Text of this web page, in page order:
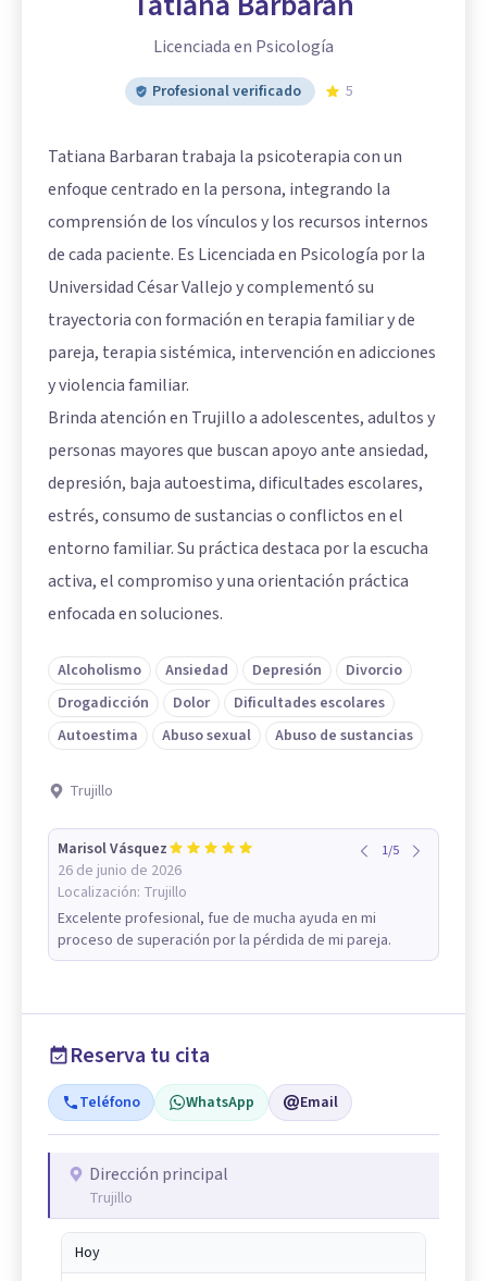
Licenciada en Psicología
Profesional verificado 5
Tatiana Barbaran trabaja la psicoterapia con un
enfoque centrado en la persona, integrando la
comprensión de los vínculos y los recursos internos
de cada paciente. Es Licenciada en Psicología por la
Universidad César Vallejo y complementó su
trayectoria con formación en terapia familiar y de
pareja, terapia sistémica, intervención en adicciones
y violencia familiar.
Brinda atención en Trujillo a adolescentes, adultos y
personas mayores que buscan apoyo ante ansiedad,
depresión, baja autoestima, dificultades escolares,
estrés, consumo de sustancias o conflictos en el
entorno familiar. Su práctica destaca por la escucha
activa, el compromiso y una orientación práctica
enfocada en soluciones.
Alcoholismo Ansiedad Depresión
Divorcio
Drogadicción
Dolor
Dificultades escolares
Autoestima
Abuso sexual Abuso de sustancias
Trujillo
Marisol Vásquez
26 de junio de 2026
Localización: Trujillo
1/5
Excelente profesional, fue de mucha ayuda en mi
proceso de superación por la pérdida de mi pareja.
Reserva tu cita
Teléfono WhatsApp Email
Dirección principal
Trujillo
Hoy